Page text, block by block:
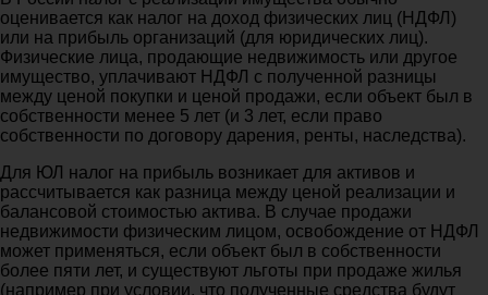
оценивается как налог на доход физических лиц (НДФЛ)
или на прибыль организаций (для юридических лиц).
Физические лица, продающие недвижимость или другое
имущество, уплачивают НДФЛ с полученной разницы
между ценой покупки и ценой продажи, если объект был в
собственности менее 5 лет (и 3 лет, если право
собственности по договору дарения, ренты, наследства).
Для ЮЛ налог на прибыль возникает для активов и
рассчитывается как разница между ценой реализации и
балансовой стоимостью актива. В случае продажи
недвижимости физическим лицом, освобождение от НДФЛ
может применяться, если объект был в собственности
более пяти лет, и существуют льготы при продаже жилья
(например при условии, что полученные средства будут